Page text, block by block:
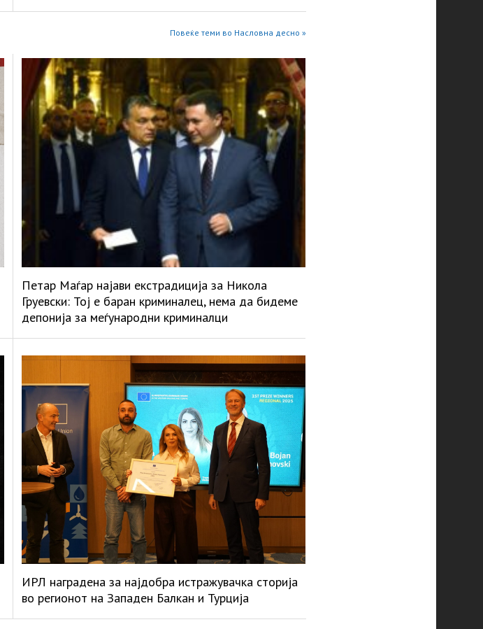
Повеќе теми во Насловна десно »
Петар Маѓар најави екстрадиција за Никола
Груевски: Тој е баран криминалец, нема да бидеме
депонија за меѓународни криминалци
ИРЛ наградена за најдобра истражувачка сторија
во регионот на Западен Балкан и Турција